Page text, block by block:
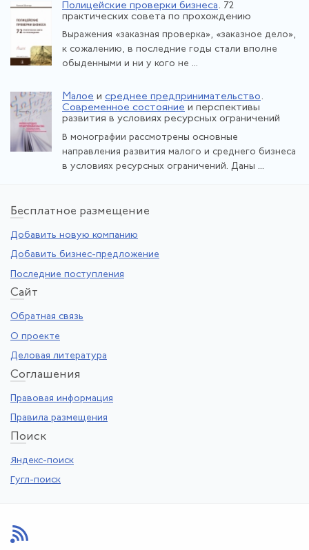
Полицейские проверки бизнеса. 72
практических совета по прохождению
Выражения «заказная проверка», «заказное дело»,
к сожалению, в последние годы стали вполне
обыденными и ни у кого не ...
Малое и среднее предпринимательство.
Современное состояние и перспективы
развития в условиях ресурсных ограничений
В монографии рассмотрены основные
направления развития малого и среднего бизнеса
в условиях ресурсных ограничений. Даны ...
Бесплатное размещение
Добавить новую компанию
Добавить бизнес-предложение
Последние поступления
Сайт
Обратная связь
О проекте
Деловая литература
Соглашения
Правовая информация
Правила размещения
Поиск
Яндекс-поиск
Гугл-поиск